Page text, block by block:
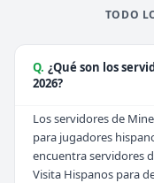
TODO
Q. ¿Qué son los
2026?
Los servidores de
para jugadores
encuentra servidores
Visita Hispanos para